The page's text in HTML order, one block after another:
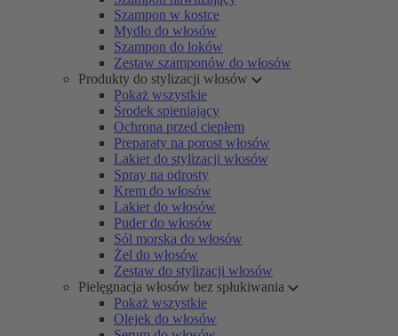
Szampon w kostce
Mydło do włosów
Szampon do loków
Zestaw szamponów do włosów
Produkty do stylizacji włosów
Pokaż wszystkie
Środek spieniający
Ochrona przed ciepłem
Preparaty na porost włosów
Lakier do stylizacji włosów
Spray na odrosty
Krem do włosów
Lakier do włosów
Puder do włosów
Sól morska do włosów
Żel do włosów
Zestaw do stylizacji włosów
Pielęgnacja włosów bez spłukiwania
Pokaż wszystkie
Olejek do włosów